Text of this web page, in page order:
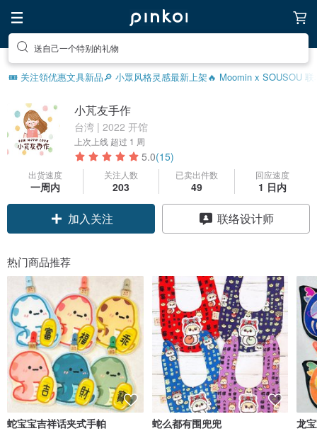
送自己一个特别的礼物
🎟️ 关注領优惠文具新品🔎 小眾风格灵感最新上架🔥 Moomin x SOUSOU 联
小芃友手作
台湾 | 2022 开馆
上次上线 超过 1 周
5.0(15)
出货速度
一周内
关注人数
203
已卖出件数
49
回应速度
1 日内
领优惠券
联络设计师
热门商品推荐
蛇宝宝吉祥话夹式手帕 蛇么都有围兜兜 龙